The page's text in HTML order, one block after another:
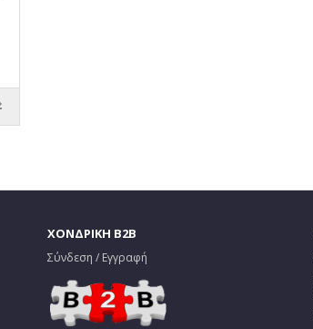
ΧΟΝΔΡΙΚΗ B2B
Σύνδεση / Εγγραφή